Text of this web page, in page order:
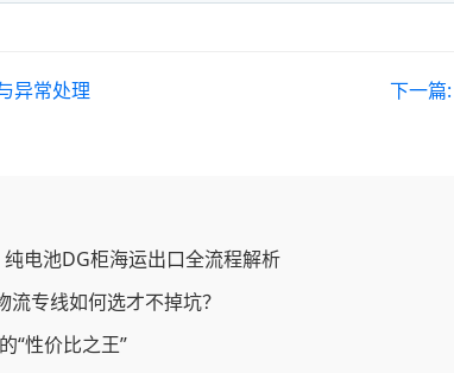
异常处理 下一篇:
电池DG柜海运出口全流程解析
专线如何选才不掉坑？
“性价比之王”